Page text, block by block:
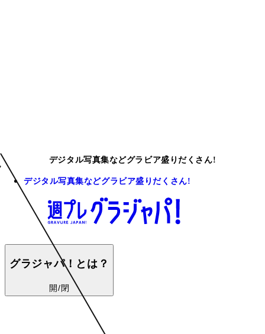
デジタル写真集などグラビア盛りだくさん!
デジタル写真集などグラビア盛りだくさん!
グラジャパ！とは？
開/閉